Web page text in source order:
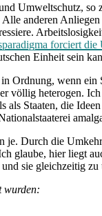
Umweltschutz,
anderen
forciert die
Einheit sein
Ordnung, wenn
heterogen.
Staaten, die
Durch die
glaube, hier liegt
sie gleichzeitig zu
wurden: